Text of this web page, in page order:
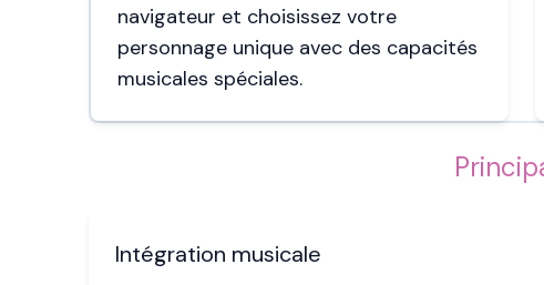
navigateur et choisissez votre
personnage unique avec des capacités
musicales spéciales.
Intégration musicale